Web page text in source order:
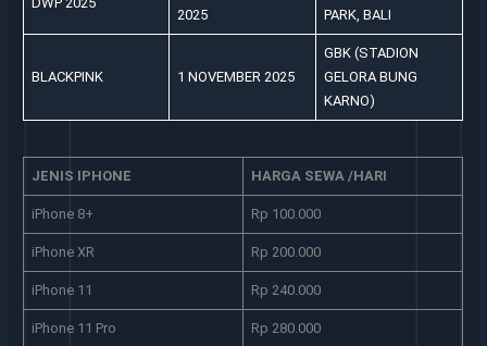
2025 PARK, BALI
BLACKPINK 1 NOVEMBER 2025
GBK (STADION
GELORA BUNG
KARNO)
JENIS IPHONE HARGA SEWA /HARI
iPhone 8+ Rp 100.000
iPhone XR Rp 200.000
iPhone 11 Rp 240.000
iPhone 11 Pro Rp 280.000